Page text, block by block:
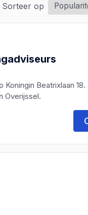
Sorteer op
Beatrixlaan 18.
Overijssel.